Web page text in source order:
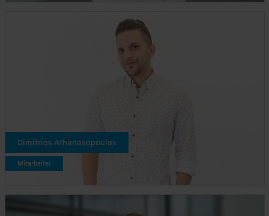
Dimitrios Athanasopoulos
Mitarbeiter